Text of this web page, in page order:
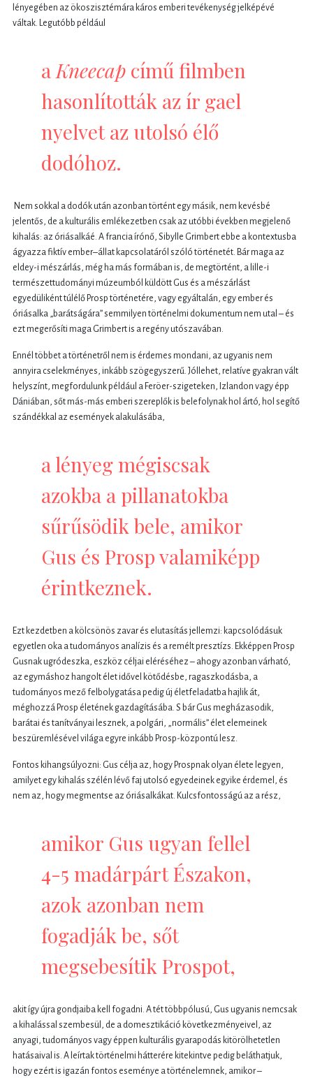
lényegében az ökoszisztémára káros emberi tevékenység jelképévé
váltak. Legutóbb például
a Kneecap című filmben
hasonlították az ír gael
nyelvet az utolsó élő
dodóhoz.
Nem sokkal a dodók után azonban történt egy másik, nem kevésbé
jelentős, de a kulturális emlékezetben csak az utóbbi években megjelenő
kihalás: az óriásalkáé. A francia írónő, Sibylle Grimbert ebbe a kontextusba
ágyazza fiktív ember–állat kapcsolatáról szóló történetét. Bár maga az
eldey-i mészárlás, még ha más formában is, de megtörtént, a lille-i
természettudományi múzeumból küldött Gus és a mészárlást
egyedüliként túlélő Prosp történetére, vagy egyáltalán, egy ember és
óriásalka „barátságára” semmilyen történelmi dokumentum nem utal – és
ezt megerősíti maga Grimbert is a regény utószavában.
Ennél többet a történetről nem is érdemes mondani, az ugyanis nem
annyira cselekményes, inkább szögegyszerű. Jóllehet, relatíve gyakran vált
helyszínt, megfordulunk például a Feröer-szigeteken, Izlandon vagy épp
Dániában, sőt más-más emberi szereplők is belefolynak hol ártó, hol segítő
szándékkal az események alakulásába,
a lényeg mégiscsak
azokba a pillanatokba
sűrűsödik bele, amikor
Gus és Prosp valamiképp
érintkeznek.
Ezt kezdetben a kölcsönös zavar és elutasítás jellemzi: kapcsolódásuk
egyetlen oka a tudományos analízis és a remélt presztízs. Ekképpen Prosp
Gusnak ugródeszka, eszköz céljai eléréséhez – ahogy azonban várható,
az egymáshoz hangolt élet idővel kötődésbe, ragaszkodásba, a
tudományos mező felbolygatása pedig új életfeladatba hajlik át,
méghozzá Prosp életének gazdagításába. S bár Gus megházasodik,
barátai és tanítványai lesznek, a polgári, „normális” élet elemeinek
beszüremlésével világa egyre inkább Prosp-központú lesz.
Fontos kihangsúlyozni: Gus célja az, hogy Prospnak olyan élete legyen,
amilyet egy kihalás szélén lévő faj utolsó egyedeinek egyike érdemel, és
nem az, hogy megmentse az óriásalkákat. Kulcsfontosságú az a rész,
amikor Gus ugyan fellel
4-5 madárpárt Északon,
azok azonban nem
fogadják be, sőt
megsebesítik Prospot,
akit így újra gondjaiba kell fogadni. A tét többpólusú, Gus ugyanis nemcsak
a kihalással szembesül, de a domesztikáció következményeivel, az
anyagi, tudományos vagy éppen kulturális gyarapodás kitörölhetetlen
hatásaival is. A leírtak történelmi hátterére kitekintve pedig beláthatjuk,
hogy ezért is igazán fontos eseménye a történelemnek, amikor –